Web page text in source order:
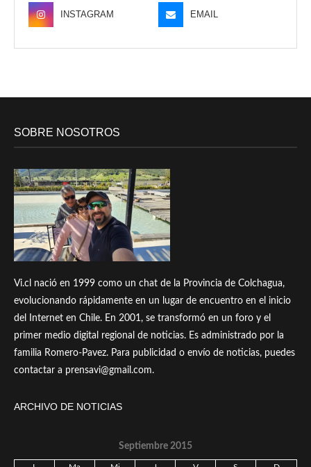
INSTAGRAM EMAIL
SOBRE NOSOTROS
Vi.cl nació en 1999 como un chat de la Provincia de Colchagua,
evolucionando rápidamente en un lugar de encuentro en el inicio
del Internet en Chile. En 2001, se transformó en un foro y el
primer medio digital regional de noticias. Es administrado por la
familia Romero-Pavez. Para publicidad o envío de noticias, puedes
contactar a prensavi@gmail.com.
ARCHIVO DE NOTICIAS
Septiembre 2015